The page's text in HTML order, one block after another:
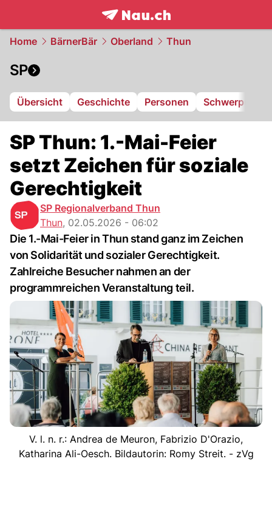
frontpage.NAU.ch
Home BärnerBär Oberland Thun
SP
Übersicht Geschichte Personen Schwerpunkte
SP Thun: 1.-Mai-Feier
setzt Zeichen für soziale
Gerechtigkeit
SP Regionalverband Thun
Thun, 02.05.2026 - 06:02
Die 1.-Mai-Feier in Thun stand ganz im Zeichen
von Solidarität und sozialer Gerechtigkeit.
Zahlreiche Besucher nahmen an der
programmreichen Veranstaltung teil.
V. l. n. r.: Andrea de Meuron, Fabrizio D'Orazio,
Katharina Ali-Oesch. Bildautorin: Romy Streit. - zVg